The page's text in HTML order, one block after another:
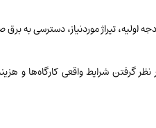
تیراژ موردنیاز، دسترسی به